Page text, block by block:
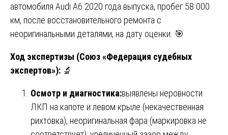
автомобиля Audi A6 2020 года выпуска, пробег 58 000
км, после восстановительного ремонта с
неоригинальными деталями, на дату оценки. 🎯
Ход экспертизы (Союз «Федерация судебных
экспертов»): 🔬
Осмотр и диагностика:выявлены неровности
ЛКП на капоте и левом крыле (некачественная
рихтовка), неоригинальная фара (маркировка не